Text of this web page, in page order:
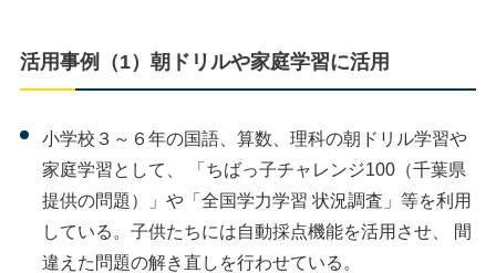
活用事例（1）朝ドリルや家庭学習に活用
小学校３～６年の国語、算数、理科の朝ドリル学習や
家庭学習として、 「ちばっ子チャレンジ100（千葉県
提供の問題）」や「全国学力学習 状況調査」等を利用
している。子供たちには自動採点機能を活用させ、 間
違えた問題の解き直しを行わせている。